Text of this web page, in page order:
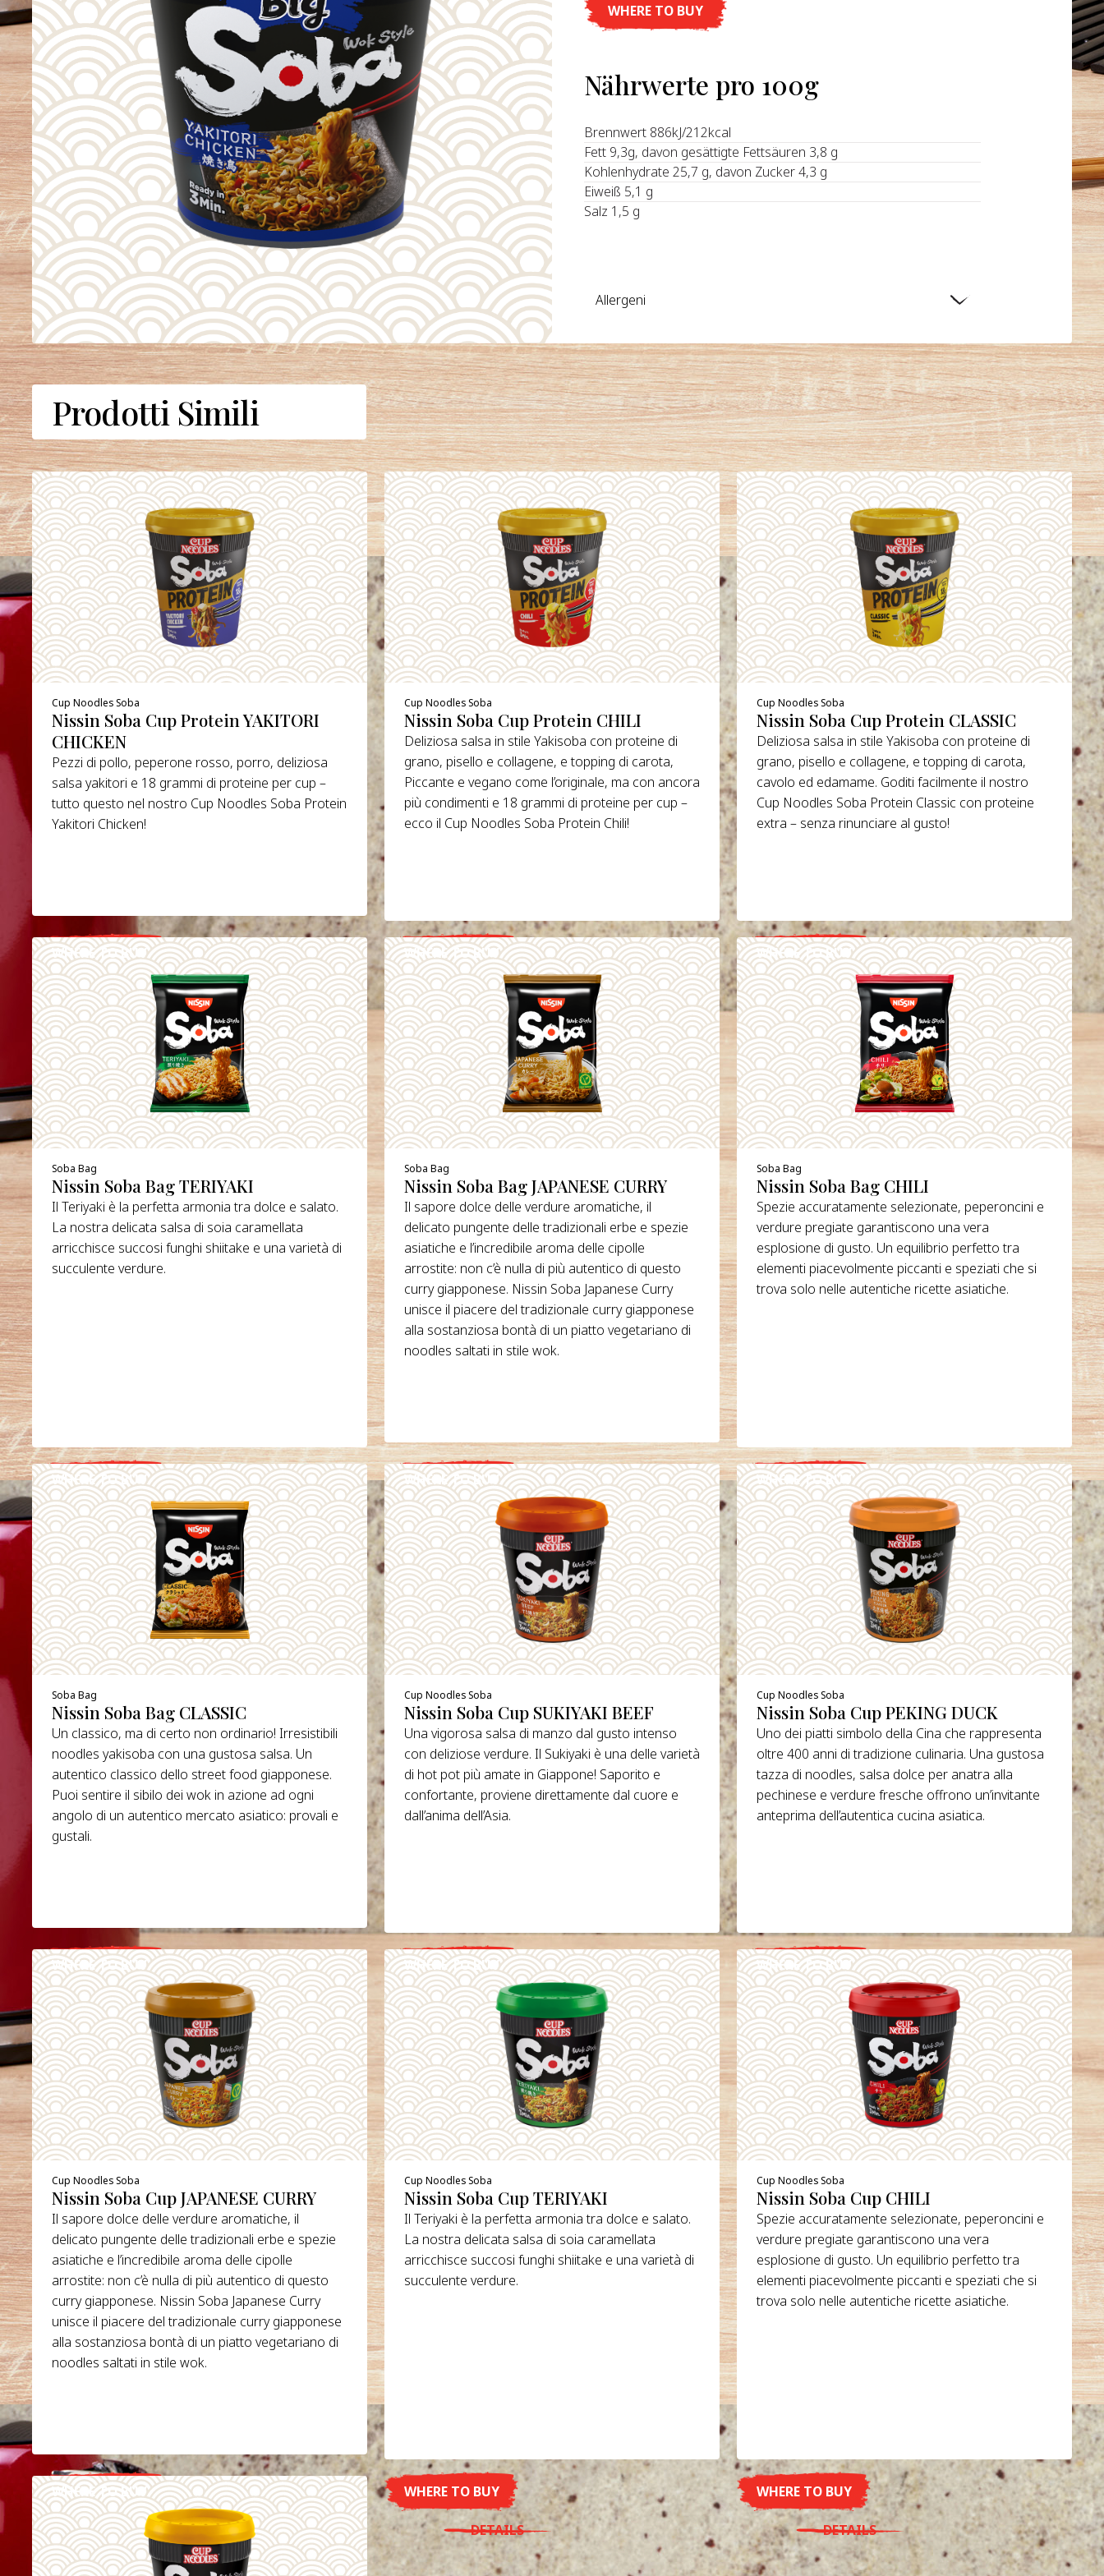
WHERE TO BUY
Nährwerte pro 100g
Brennwert 886kJ/212kcal
Fett 9,3g, davon gesättigte Fettsäuren 3,8 g
Kohlenhydrate 25,7 g, davon Zucker 4,3 g
Eiweiß 5,1 g
Salz 1,5 g
Allergeni
Prodotti Simili
Cup Noodles Soba
Nissin Soba Cup Protein YAKITORI
CHICKEN
Pezzi di pollo, peperone rosso, porro, deliziosa
salsa yakitori e 18 grammi di proteine per cup –
tutto questo nel nostro Cup Noodles Soba Protein
Yakitori Chicken!
WHERE TO BUY
DETAILS
Cup Noodles Soba
Nissin Soba Cup Protein CHILI
Deliziosa salsa in stile Yakisoba con proteine di
grano, pisello e collagene, e topping di carota,
Piccante e vegano come l’originale, ma con ancora
più condimenti e 18 grammi di proteine per cup –
ecco il Cup Noodles Soba Protein Chili!
WHERE TO BUY
DETAILS
Cup Noodles Soba
Nissin Soba Cup Protein CLASSIC
Deliziosa salsa in stile Yakisoba con proteine di
grano, pisello e collagene, e topping di carota,
cavolo ed edamame. Goditi facilmente il nostro
Cup Noodles Soba Protein Classic con proteine
extra – senza rinunciare al gusto!
WHERE TO BUY
DETAILS
Soba Bag
Nissin Soba Bag TERIYAKI
Il Teriyaki è la perfetta armonia tra dolce e salato.
La nostra delicata salsa di soia caramellata
arricchisce succosi funghi shiitake e una varietà di
succulente verdure.
WHERE TO BUY
DETAILS
Soba Bag
Nissin Soba Bag JAPANESE CURRY
Il sapore dolce delle verdure aromatiche, il
delicato pungente delle tradizionali erbe e spezie
asiatiche e l’incredibile aroma delle cipolle
arrostite: non c’è nulla di più autentico di questo
curry giapponese. Nissin Soba Japanese Curry
unisce il piacere del tradizionale curry giapponese
alla sostanziosa bontà di un piatto vegetariano di
noodles saltati in stile wok.
WHERE TO BUY
DETAILS
Soba Bag
Nissin Soba Bag CHILI
Spezie accuratamente selezionate, peperoncini e
verdure pregiate garantiscono una vera
esplosione di gusto. Un equilibrio perfetto tra
elementi piacevolmente piccanti e speziati che si
trova solo nelle autentiche ricette asiatiche.
WHERE TO BUY
DETAILS
Soba Bag
Nissin Soba Bag CLASSIC
Un classico, ma di certo non ordinario! Irresistibili
noodles yakisoba con una gustosa salsa. Un
autentico classico dello street food giapponese.
Puoi sentire il sibilo dei wok in azione ad ogni
angolo di un autentico mercato asiatico: provali e
gustali.
WHERE TO BUY
DETAILS
Cup Noodles Soba
Nissin Soba Cup SUKIYAKI BEEF
Una vigorosa salsa di manzo dal gusto intenso
con deliziose verdure. Il Sukiyaki è una delle varietà
di hot pot più amate in Giappone! Saporito e
confortante, proviene direttamente dal cuore e
dall’anima dell’Asia.
WHERE TO BUY
DETAILS
Cup Noodles Soba
Nissin Soba Cup PEKING DUCK
Uno dei piatti simbolo della Cina che rappresenta
oltre 400 anni di tradizione culinaria. Una gustosa
tazza di noodles, salsa dolce per anatra alla
pechinese e verdure fresche offrono un’invitante
anteprima dell’autentica cucina asiatica.
WHERE TO BUY
DETAILS
Cup Noodles Soba
Nissin Soba Cup JAPANESE CURRY
Il sapore dolce delle verdure aromatiche, il
delicato pungente delle tradizionali erbe e spezie
asiatiche e l’incredibile aroma delle cipolle
arrostite: non c’è nulla di più autentico di questo
curry giapponese. Nissin Soba Japanese Curry
unisce il piacere del tradizionale curry giapponese
alla sostanziosa bontà di un piatto vegetariano di
noodles saltati in stile wok.
WHERE TO BUY
DETAILS
Cup Noodles Soba
Nissin Soba Cup TERIYAKI
Il Teriyaki è la perfetta armonia tra dolce e salato.
La nostra delicata salsa di soia caramellata
arricchisce succosi funghi shiitake e una varietà di
succulente verdure.
WHERE TO BUY
DETAILS
Cup Noodles Soba
Nissin Soba Cup CHILI
Spezie accuratamente selezionate, peperoncini e
verdure pregiate garantiscono una vera
esplosione di gusto. Un equilibrio perfetto tra
elementi piacevolmente piccanti e speziati che si
trova solo nelle autentiche ricette asiatiche.
WHERE TO BUY
DETAILS